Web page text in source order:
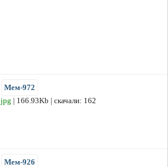
Мем-972
jpg | 166.93Kb | скачали: 162
Мем-926